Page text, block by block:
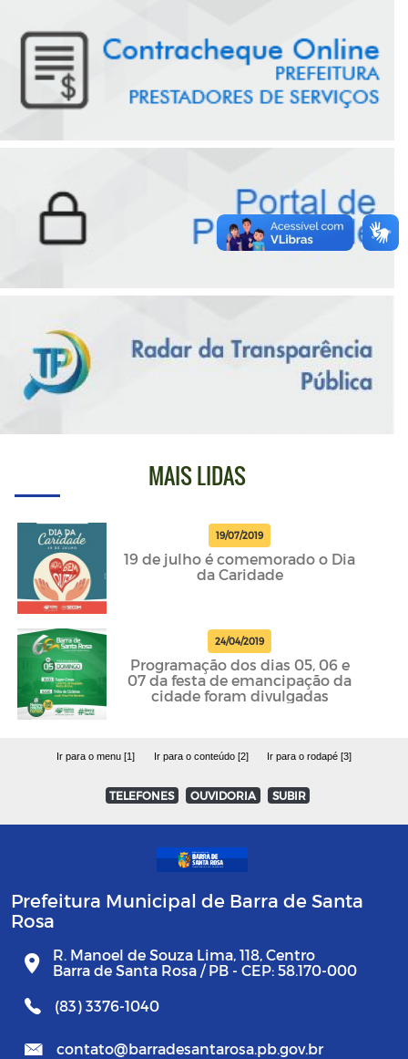
MAIS LIDAS
19/07/2019
19 de julho é comemorado o Dia
da Caridade
24/04/2019
Programação dos dias 05, 06 e
07 da festa de emancipação da
cidade foram divulgadas
Ir para o menu [1] Ir para o conteúdo [2] Ir para o rodapé [3]
TELEFONES OUVIDORIA SUBIR
Prefeitura Municipal de Barra de Santa
Rosa
R. Manoel de Souza Lima, 118, Centro
Barra de Santa Rosa / PB - CEP: 58.170-000
(83) 3376-1040
contato@barradesantarosa.pb.gov.br